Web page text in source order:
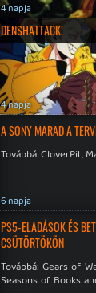
4 napja
DENSHATTACK!
4 napja
A SONY MARAD A
Továbbá: CloverPit,
6 napja
PS5-ELADÁSOK ÉS
CSÜTÖRTÖKÖN
Továbbá: Gears of
Seasons of Books